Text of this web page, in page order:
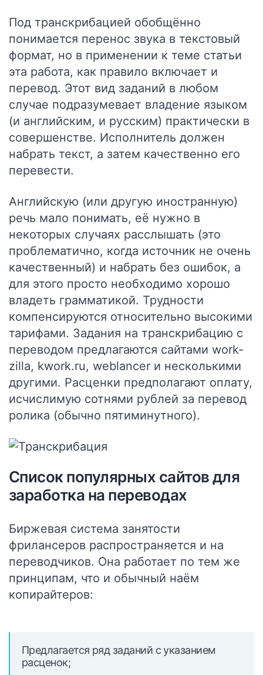
Под транскрибацией обобщённо
понимается перенос звука в текстовый
формат, но в применении к теме статьи
эта работа, как правило включает и
перевод. Этот вид заданий в любом
случае подразумевает владение языком
(и английским, и русским) практически в
совершенстве. Исполнитель должен
набрать текст, а затем качественно его
перевести.
Английскую (или другую иностранную)
речь мало понимать, её нужно в
некоторых случаях расслышать (это
проблематично, когда источник не очень
качественный) и набрать без ошибок, а
для этого просто необходимо хорошо
владеть грамматикой. Трудности
компенсируются относительно высокими
тарифами. Задания на транскрибацию с
переводом предлагаются сайтами work-
zilla, kwork.ru, weblancer и несколькими
другими. Расценки предполагают оплату,
исчислимую сотнями рублей за перевод
ролика (обычно пятиминутного).
Список популярных сайтов для
заработка на переводах
Биржевая система занятости
фрилансеров распространяется и на
переводчиков. Она работает по тем же
принципам, что и обычный наём
копирайтеров:
Предлагается ряд заданий с указанием
расценок;